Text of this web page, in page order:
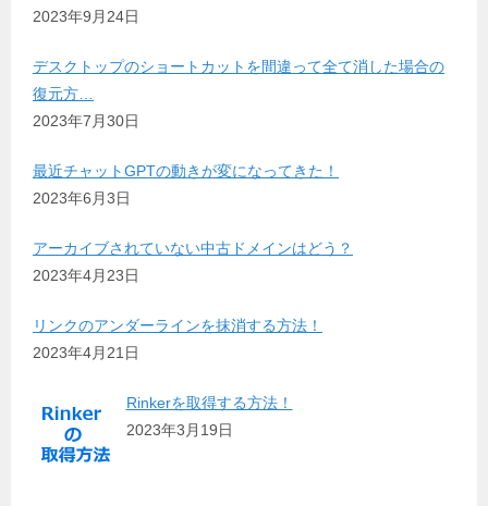
2023年9月24日
デスクトップのショートカットを間違って全て消した場合の
復元方…
2023年7月30日
最近チャットGPTの動きが変になってきた！
2023年6月3日
アーカイブされていない中古ドメインはどう？
2023年4月23日
リンクのアンダーラインを抹消する方法！
2023年4月21日
Rinkerを取得する方法！
2023年3月19日